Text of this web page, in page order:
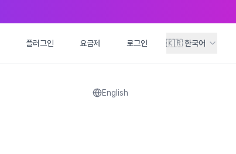
플러그인 요금제 로그인 🇰🇷한국어
플러그인 요금제 로그인 🇰🇷한국어
English